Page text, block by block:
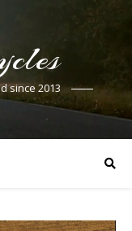
since 2013